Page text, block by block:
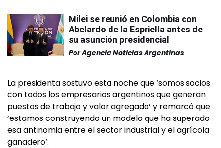
Milei se reunió en Colombia con
Abelardo de la Espriella antes de
su asunción presidencial
PorAgencia Noticias Argentinas
La presidenta sostuvo esta noche que ‘somos socios
con todos los empresarios argentinos que generan
puestos de trabajo y valor agregado‘ y remarcó que
‘estamos construyendo un modelo que ha superado
esa antinomia entre el sector industrial y el agrícola
ganadero‘.